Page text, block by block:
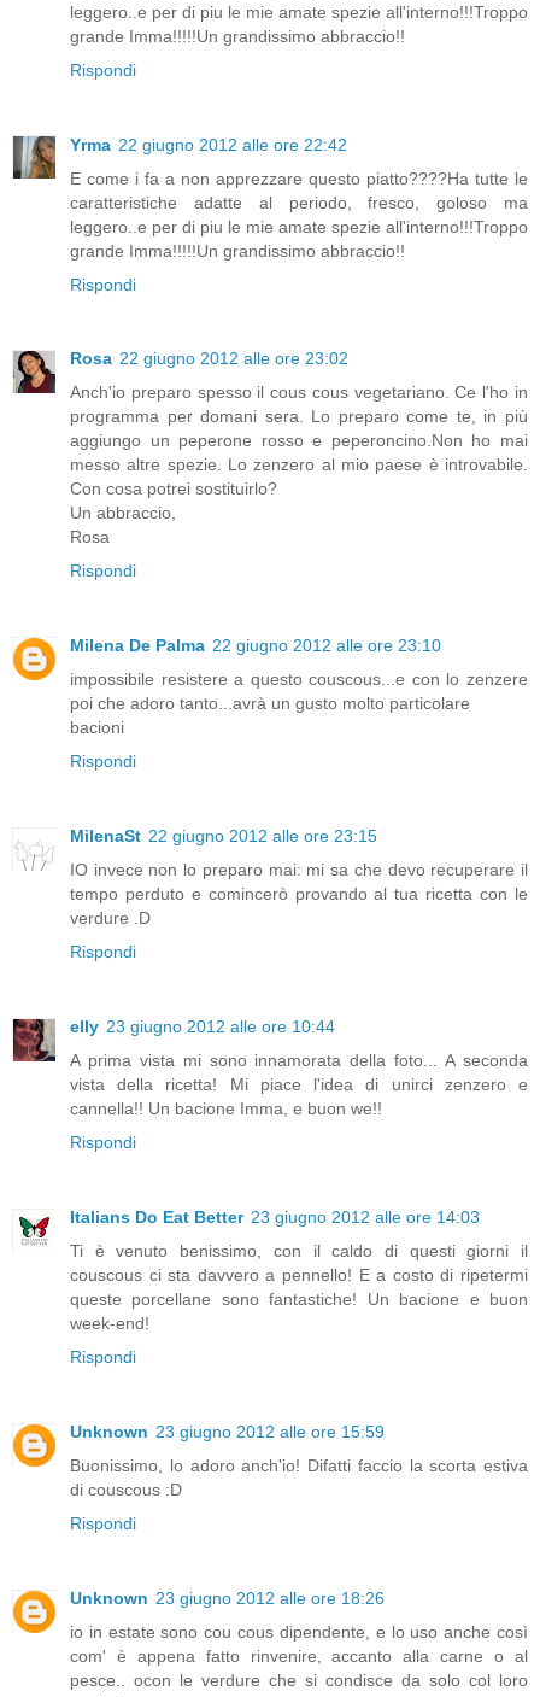
leggero..e per di piu le mie amate spezie all'interno!!!Troppo
grande Imma!!!!!Un grandissimo abbraccio!!
Rispondi
Yrma 22 giugno 2012 alle ore 22:42
E come i fa a non apprezzare questo piatto????Ha tutte le
caratteristiche adatte al periodo, fresco, goloso ma
leggero..e per di piu le mie amate spezie all'interno!!!Troppo
grande Imma!!!!!Un grandissimo abbraccio!!
Rispondi
Rosa 22 giugno 2012 alle ore 23:02
Anch'io preparo spesso il cous cous vegetariano. Ce l'ho in
programma per domani sera. Lo preparo come te, in più
aggiungo un peperone rosso e peperoncino.Non ho mai
messo altre spezie. Lo zenzero al mio paese è introvabile.
Con cosa potrei sostituirlo?
Un abbraccio,
Rosa
Rispondi
Milena De Palma 22 giugno 2012 alle ore 23:10
impossibile resistere a questo couscous...e con lo zenzere
poi che adoro tanto...avrà un gusto molto particolare
bacioni
Rispondi
MilenaSt 22 giugno 2012 alle ore 23:15
IO invece non lo preparo mai: mi sa che devo recuperare il
tempo perduto e comincerò provando al tua ricetta con le
verdure .D
Rispondi
elly 23 giugno 2012 alle ore 10:44
A prima vista mi sono innamorata della foto... A seconda
vista della ricetta! Mi piace l'idea di unirci zenzero e
cannella!! Un bacione Imma, e buon we!!
Rispondi
Italians Do Eat Better 23 giugno 2012 alle ore 14:03
Ti è venuto benissimo, con il caldo di questi giorni il
couscous ci sta davvero a pennello! E a costo di ripetermi
queste porcellane sono fantastiche! Un bacione e buon
week-end!
Rispondi
Unknown 23 giugno 2012 alle ore 15:59
Buonissimo, lo adoro anch'io! Difatti faccio la scorta estiva
di couscous :D
Rispondi
Unknown 23 giugno 2012 alle ore 18:26
io in estate sono cou cous dipendente, e lo uso anche così
com' è appena fatto rinvenire, accanto alla carne o al
pesce.. ocon le verdure che si condisce da solo col loro